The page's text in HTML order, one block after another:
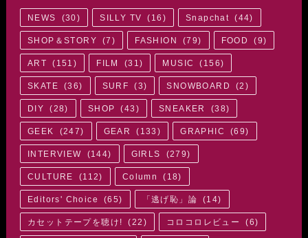
NEWS (30) SILLY TV ( 16 ) Snapchat (44)
SHOP＆STORY (7 ) FASHION (79) FOOD (9)
ART ( 151 ) FILM (31) MUSIC ( 156)
SKATE (36) SURF (3) SNOWBOARD (2 )
DIY (28) SHOP (43 ) SNEAKER (38)
GEEK (247) GEAR ( 133 ) GRAPHIC (69)
INTERVIEW (144) GIRLS (279)
CULTURE (112) Column ( 18)
Editors' Choice (65) 「逃げ恥」論 (14)
カセットテープを聴け! (22 ) コロコロレビュー (6)